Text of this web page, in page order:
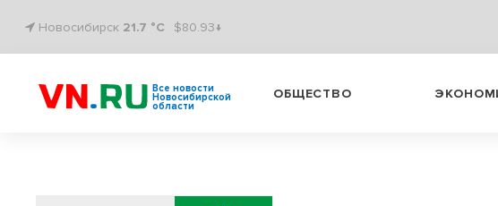
Новосибирск 21.7 °C $80.93↓
Все новости
Новосибирской
области
ОБЩЕСТВО